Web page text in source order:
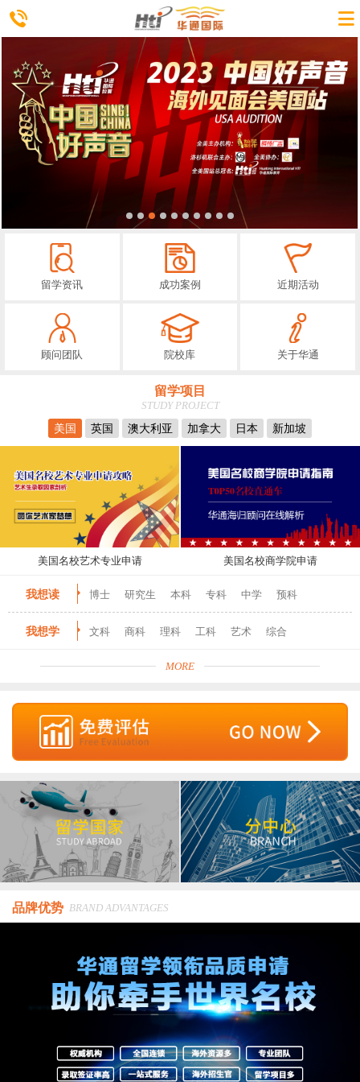
留学资讯 成功案例 近期活动
顾问团队 院校库 关于华通
留学项目
STUDY PROJECT
美国
英国 澳大利亚 加拿大 日本 新加坡
美国名校艺术专业申请 美国名校商学院申请
我想读 博士 研究生 本科 专科 中学 预科
我想学 文科 商科 理科 工科 艺术 综合
MORE
品牌优势 BRAND ADVANTAGES